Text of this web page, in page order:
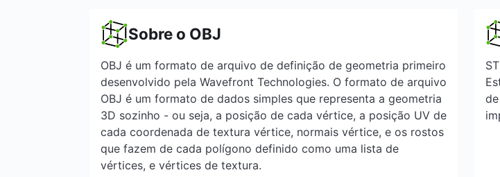
Sobre o OBJ
OBJ é um formato de arquivo de definição de geometria primeiro
desenvolvido pela Wavefront Technologies. O formato de arquivo
OBJ é um formato de dados simples que representa a geometria
3D sozinho - ou seja, a posição de cada vértice, a posição UV de
cada coordenada de textura vértice, normais vértice, e os rostos
que fazem de cada polígono definido como uma lista de
vértices, e vértices de textura.